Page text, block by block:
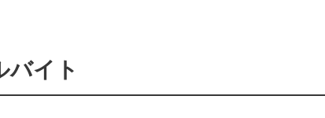
バイト